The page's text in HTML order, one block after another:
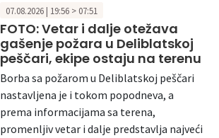
07.08.2026 | 19:56 > 07:51
FOTO: Vetar i dalje otežava
gašenje požara u Deliblatskoj
peščari, ekipe ostaju na terenu
Borba sa požarom u Deliblatskoj peščari
nastavljena je i tokom popodneva, a
prema informacijama sa terena,
promenljiv vetar i dalje predstavlja najveći